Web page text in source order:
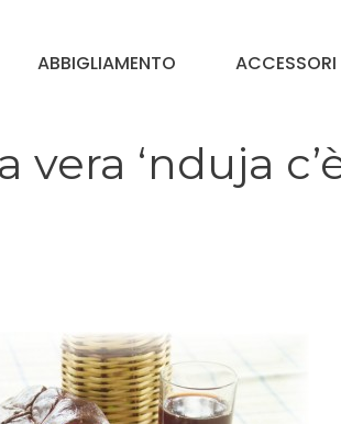
ABBIGLIAMENTO ACCESSORI
‘nduja